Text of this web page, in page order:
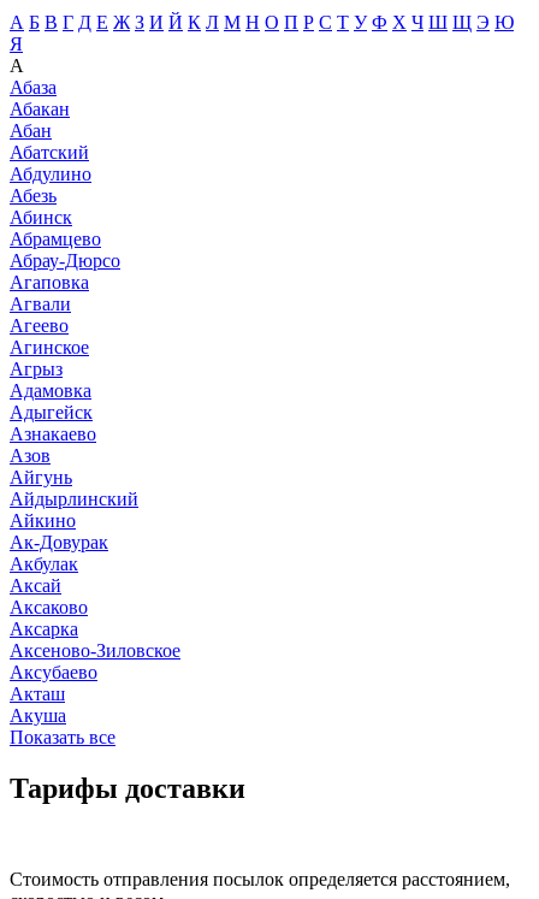
А Б В Г Д Е Ж З И Й К Л М Н О П Р С Т У Ф Х Ч Ш Щ Э Ю
Я
А
Абаза
Абакан
Абан
Абатский
Абдулино
Абезь
Абинск
Абрамцево
Абрау-Дюрсо
Агаповка
Агвали
Агеево
Агинское
Агрыз
Адамовка
Адыгейск
Азнакаево
Азов
Айгунь
Айдырлинский
Айкино
Ак-Довурак
Акбулак
Аксай
Аксаково
Аксарка
Аксеново-Зиловское
Аксубаево
Акташ
Акуша
Показать все
Тарифы доставки
Стоимость отправления посылок определяется расстоянием,